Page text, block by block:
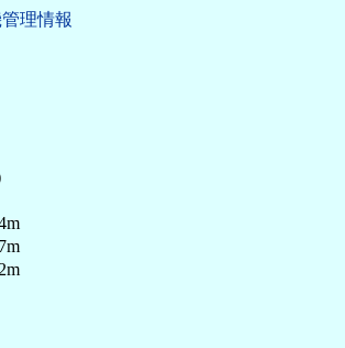
理情報